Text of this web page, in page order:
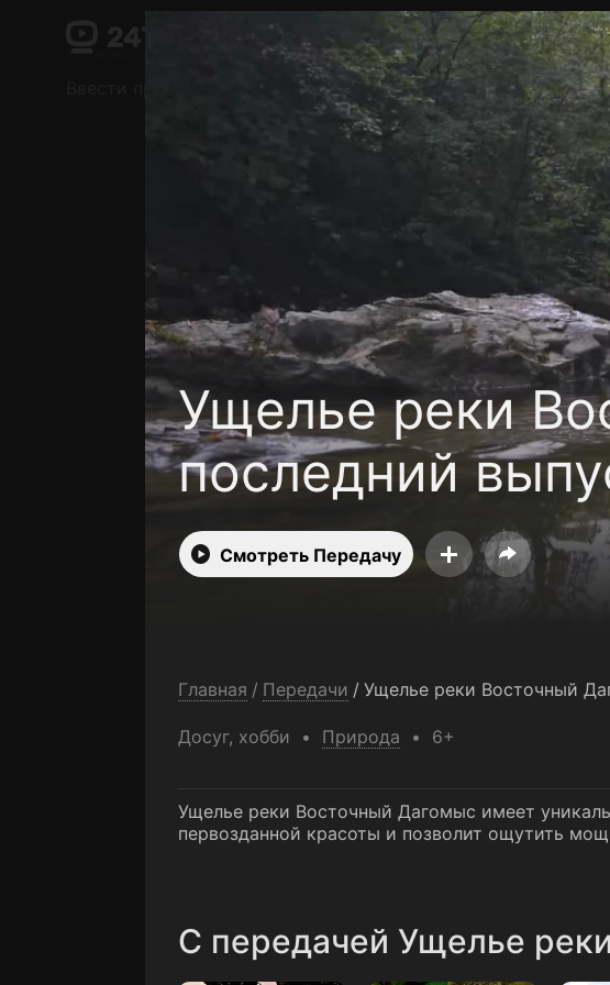
Ущелье реки
последний
Смотреть Передачу
Главная / Передачи / Ущелье реки Восточный
Досуг, хобби Природа 6+
Ущелье реки Восточный Дагомыс имеет
первозданной красоты и позволит ощутить
C передачей Ущелье
support@24h.tv
Пользовательское соглашение Политика
Установить на ТВ Бесплатные каналы